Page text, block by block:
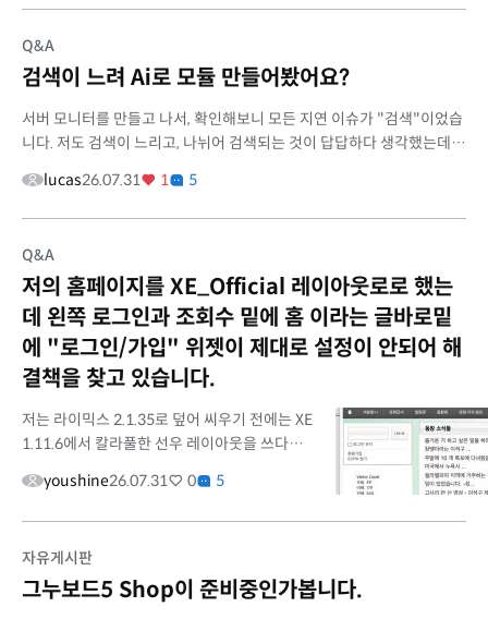
Q&A
검색이 느려 Ai로 모듈 만들어봤어요?
서버 모니터를 만들고 나서, 확인해보니 모든 지연 이슈가 "검색"이었습
니다. 저도 검색이 느리고, 나뉘어 검색되는 것이 답답하다 생각했는데,
서...
lucas26.07.31 1 5
Q&A
저의 홈페이지를 XE_Official 레이아웃로로 했는
데 왼쪽 로그인과 조회수 밑에 홈 이라는 글바로밑
에 "로그인/가입" 위젯이 제대로 설정이 안되어 해
결책을 찾고 있습니다.
저는 라이믹스 2.1.35로 덮어 씨우기 전에는 XE
1.11.6에서 칼라풀한 선우 레이아웃을 쓰다가
Official 레이아웃으로 바꿨네요. 그런데 저절로
youshine26.07.31 0 5
자유게시판
그누보드5 Shop이 준비중인가봅니다.